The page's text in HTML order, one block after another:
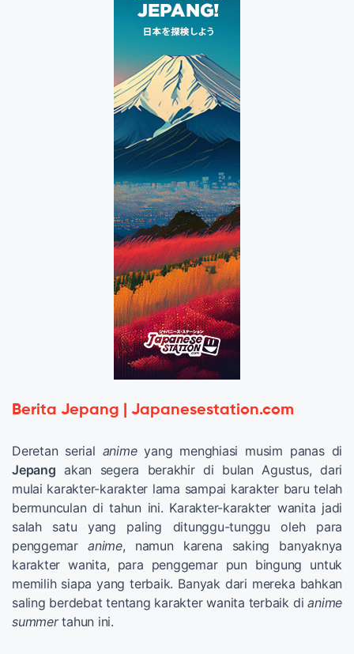
Berita Jepang | Japanesestation.com
Deretan serial animeyang menghiasi musim panas di
Jepang akan segera berakhir di bulan Agustus, dari
mulai karakter-karakter lama sampai karakter baru telah
bermunculan di tahun ini. Karakter-karakter wanita jadi
salah satu yang paling ditunggu-tunggu oleh para
penggemar anime, namun karena saking banyaknya
karakter wanita, para penggemar pun bingung untuk
memilih siapa yang terbaik. Banyak dari mereka bahkan
saling berdebat tentang karakter wanita terbaik dianime
summertahun ini.